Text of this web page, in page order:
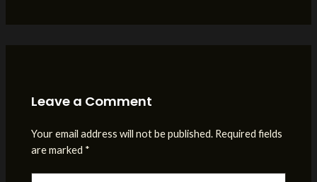
Leave a Comment
Your email address will not be published. Required fields
are marked *